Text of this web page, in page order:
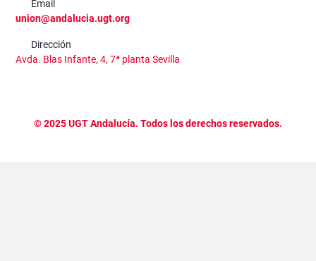
Email
union@andalucia.ugt.org
Dirección
Avda. Blas Infante, 4, 7ª planta Sevilla
©2025UGT Andalucía. Todos los derechos reservados.